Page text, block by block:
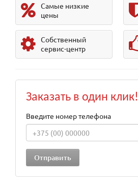
Самые низкие
цены
Собственный
сервис-центр
Заказать в один клик!
Введите номер телефона